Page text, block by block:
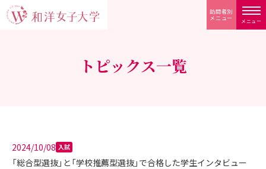
メニュー
訪問者別
メニュー
トピックス一覧
2024/10/08 入試
「総合型選抜」と「学校推薦型選抜」で合格した学生インタビュー